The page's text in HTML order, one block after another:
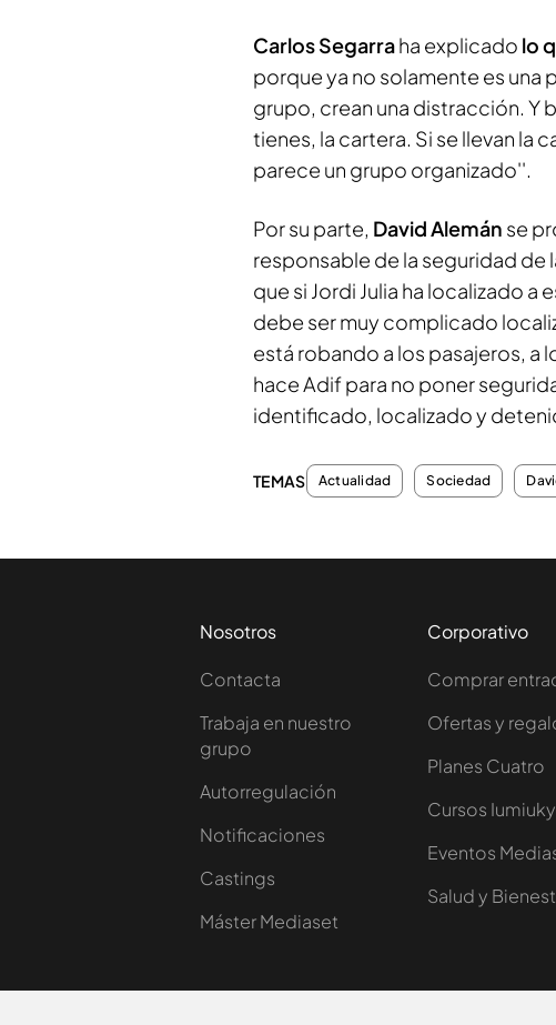
Carlos Segarraha explicado lo
porque ya no solamente es una
grupo, crean una distracción. Y
tienes, la cartera. Si se llevan la
parece un grupo organizado''.
Por su parte, David Alemán se
responsable de la seguridad de
que si Jordi Julia ha localizado
debe ser muy complicado
está robando a los pasajeros, a
hace Adif para no poner
identificado, localizado y
TEMAS Actualidad Sociedad
Nosotros
Contacta
Trabaja en nuestro
grupo
Autorregulación
Notificaciones
Castings
Máster Mediaset
Corporativo
Comprar
Ofertas y
Planes Cuatro
Cursos Iumiuky
Eventos
Salud y